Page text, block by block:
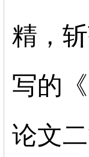
精，
写的
论文